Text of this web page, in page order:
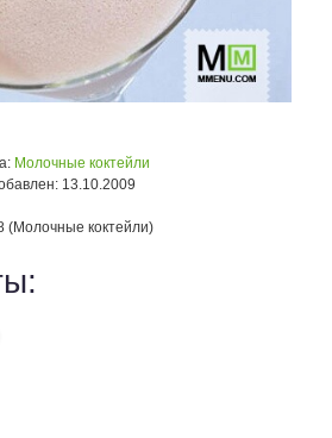
Молочные коктейли
13.10.2009
(Молочные коктейли)